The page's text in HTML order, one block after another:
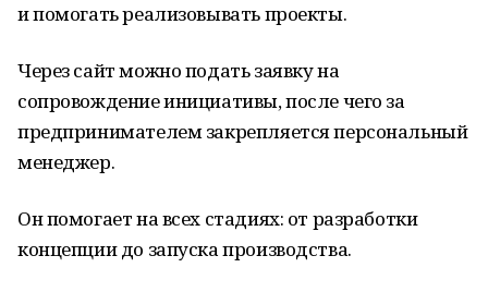
и помогать реализовывать проекты.
Через сайт можно подать заявку на
сопровождение инициативы, после чего за
предпринимателем закрепляется персональный
менеджер.
Он помогает на всех стадиях: от разработки
концепции до запуска производства.